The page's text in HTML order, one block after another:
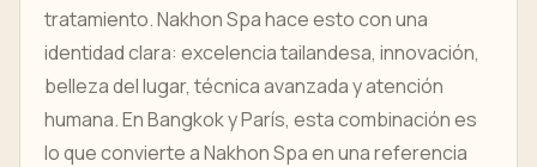
tratamiento. Nakhon Spa hace esto con una
identidad clara: excelencia tailandesa, innovación,
belleza del lugar, técnica avanzada y atención
humana. En Bangkok y París, esta combinación es
lo que convierte a Nakhon Spa en una referencia